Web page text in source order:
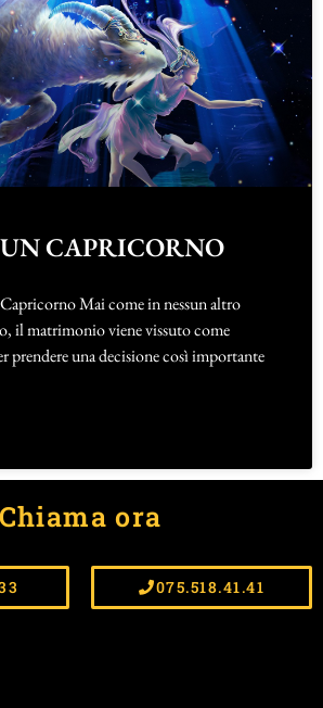
UN CAPRICORNO
Mai come in nessun altro
il matrimonio viene vissuto come
prendere una decisione così importante
Chiama ora
075.518.41.41